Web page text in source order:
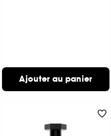
Ajouter au panier